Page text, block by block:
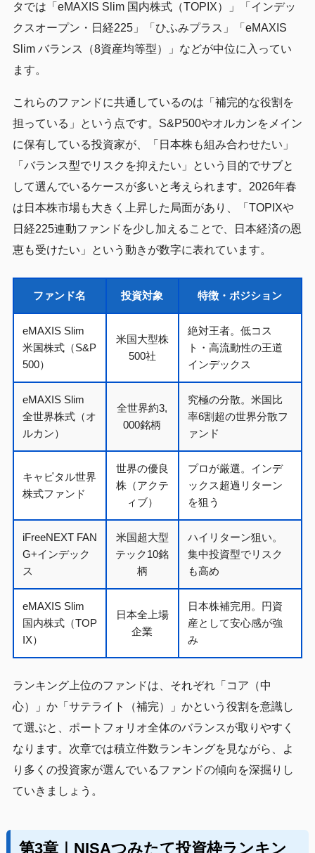
タでは「eMAXIS Slim 国内株式（TOPIX）」「インデッ
クスオープン・日経225」「ひふみプラス」「eMAXIS
Slim バランス（8資産均等型）」などが中位に入ってい
ます。
これらのファンドに共通しているのは「補完的な役割を
担っている」という点です。S&P500やオルカンをメイン
に保有している投資家が、「日本株も組み合わせたい」
「バランス型でリスクを抑えたい」という目的でサブと
して選んでいるケースが多いと考えられます。2026年春
は日本株市場も大きく上昇した局面があり、「TOPIXや
日経225連動ファンドを少し加えることで、日本経済の恩
恵も受けたい」という動きが数字に表れています。
ファンド名 投資対象 特徴・ポジション
eMAXIS Slim
米国株式（S&P
500）
米国大型株
500社
絶対王者。低コス
ト・高流動性の王道
インデックス
eMAXIS Slim
全世界株式（オ
ルカン）
全世界約3,
000銘柄
究極の分散。米国比
率6割超の世界分散フ
ァンド
キャピタル世界
株式ファンド
世界の優良
株（アクテ
ィブ）
プロが厳選。インデ
ックス超過リターン
を狙う
iFreeNEXT FAN
G+インデック
ス
米国超大型
テック10銘
柄
ハイリターン狙い。
集中投資型でリスク
も高め
eMAXIS Slim
国内株式（TOP
IX）
日本全上場
企業
日本株補完用。円資
産として安心感が強
み
ランキング上位のファンドは、それぞれ「コア（中
心）」か「サテライト（補完）」かという役割を意識し
て選ぶと、ポートフォリオ全体のバランスが取りやすく
なります。次章では積立件数ランキングを見ながら、よ
り多くの投資家が選んでいるファンドの傾向を深掘りし
ていきましょう。
第3章｜NISAつみたて投資枠ランキン